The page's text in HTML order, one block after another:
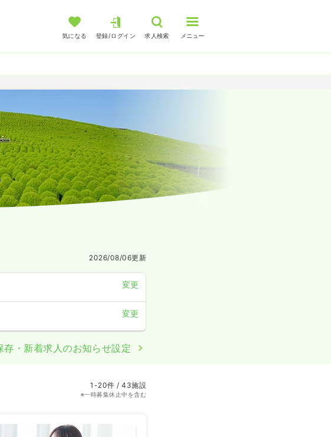
気になる 登録/ログイン 求人検索 メニュー
2026/08/06更新
変更
変更
存・新着求人のお知らせ設定
1-20件 / 43施設
※一時募集休止中を含む